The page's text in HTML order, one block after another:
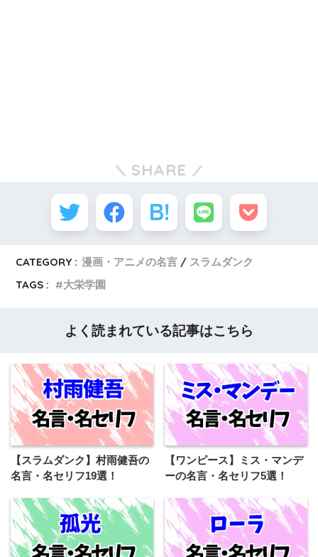
SHARE
CATEGORY : 漫画・アニメの名言
スラムダンク
TAGS :
大栄学園
よく読まれている記事はこちら
【スラムダンク】村雨健吾の
名言・名セリフ19選！
【ワンピース】ミス・マンデ
ーの名言・名セリフ5選！